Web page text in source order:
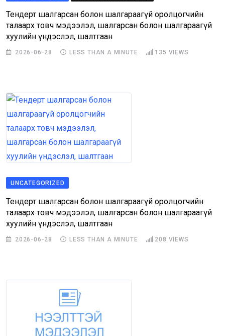
Тендерт шалгарсан болон шалгараагүй оролцогчийн
талаарх товч мэдээлэл, шалгарсан болон шалгараагүй
хуулийн үндэслэл, шалтгаан
2026-06-28 LESS THAN A MINUTE 135 VIEWS
UNCATEGORIZED
Тендерт шалгарсан болон шалгараагүй оролцогчийн
талаарх товч мэдээлэл, шалгарсан болон шалгараагүй
хуулийн үндэслэл, шалтгаан
2026-06-28 LESS THAN A MINUTE 208 VIEWS